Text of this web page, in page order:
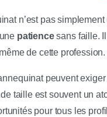
n’est pas
patiencesans faille. Il
de cette profession.
peuvent
taille est souvent un
pour tous les